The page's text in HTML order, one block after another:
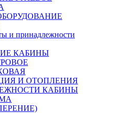
и принадлежности
КАБИНЫ
И ОТОПЛЕНИЯ
КАБИНЫ